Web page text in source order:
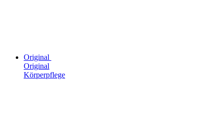
Original
Original
Körperpflege